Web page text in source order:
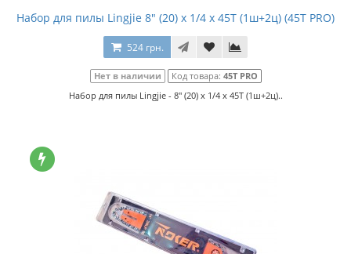
Набор для пилы Lingjie 8" (20) x 1/4 x 45T (1ш+2ц) (45T PRO)
524 грн.
Нет в наличии Код товара: 45T PRO
Набор для пилы Lingjie - 8" (20) x 1/4 x 45T (1ш+2ц)..